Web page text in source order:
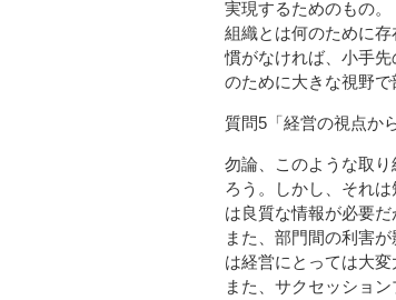
実現するためのもの。
組織とは何のために
慣がなければ、小手
のために大きな視野で
質問5「経営の視点か
勿論、このような取
ろう。しかし、それ
は良質な情報が必要
また、部門間の利害
は経営にとっては大変
また、サクセッショ